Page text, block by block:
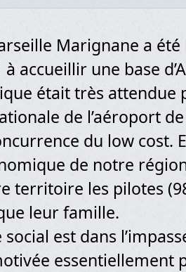
Marignane a
accueillir une base
était très attendue
de l’aéroport
du low cost.
de notre
territoire les pilotes
leur famille.
est dans
essentiellement